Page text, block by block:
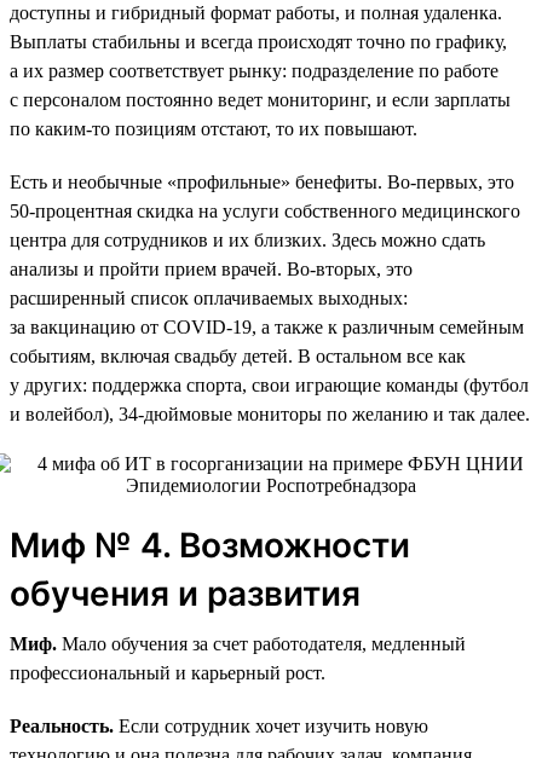
доступны и гибридный формат работы, и полная удаленка.
Выплаты стабильны и всегда происходят точно по графику,
а их размер соответствует рынку: подразделение по работе
с персоналом постоянно ведет мониторинг, и если зарплаты
по каким-то позициям отстают, то их повышают.
Есть и необычные «профильные» бенефиты. Во-первых, это
50‑процентная скидка на услуги собственного медицинского
центра для сотрудников и их близких. Здесь можно сдать
анализы и пройти прием врачей. Во-вторых, это
расширенный список оплачиваемых выходных:
за вакцинацию от COVID-19, а также к различным семейным
событиям, включая свадьбу детей. В остальном все как
у других: поддержка спорта, свои играющие команды (футбол
и волейбол), 34‑дюймовые мониторы по желанию и так далее.
Миф № 4. Возможности
обучения и развития
Миф. Мало обучения за счет работодателя, медленный
профессиональный и карьерный рост.
Реальность. Если сотрудник хочет изучить новую